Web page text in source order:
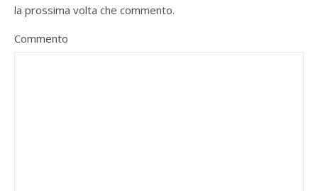
la prossima volta che commento.
Commento